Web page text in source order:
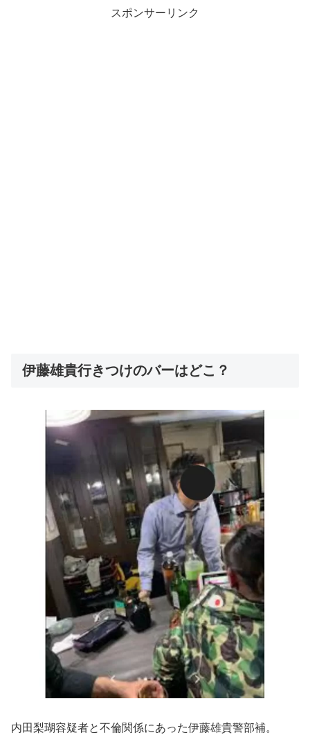
スポンサーリンク
伊藤雄貴行きつけのバーはどこ？
内田梨瑚容疑者と不倫関係にあった伊藤雄貴警部補。